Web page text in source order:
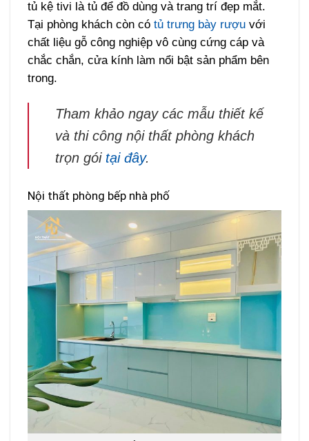
tủ kệ tivi là tủ để đồ dùng và trang trí đẹp mắt.
Tại phòng khách còn cótủ trưng bày rượu với
chất liệu gỗ công nghiệp vô cùng cứng cáp và
chắc chắn, cửa kính làm nổi bật sản phẩm bên
trong.
Tham khảo ngay các mẫu thiết kế
và thi công nội thất phòng khách
trọn gói tại đây.
Nội thất phòng bếp nhà phố